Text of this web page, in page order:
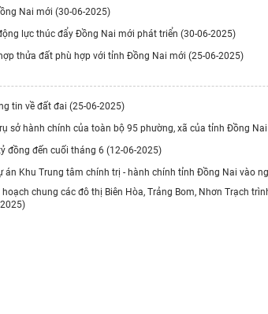
Nai mới (30-06-2025)
lực thúc đẩy Đồng Nai mới phát triển (30-06-2025)
thửa đất phù hợp với tỉnh Đồng Nai mới (25-06-2025)
tin về đất đai (25-06-2025)
sở hành chính của toàn bộ 95 phường, xã của tỉnh Đồng
đồng đến cuối tháng 6 (12-06-2025)
án Khu Trung tâm chính trị - hành chính tỉnh Đồng Nai vào
chung các đô thị Biên Hòa, Trảng Bom, Nhơn Trạch